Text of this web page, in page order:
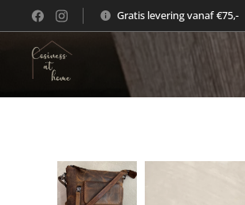
Gratis levering vanaf €75,-